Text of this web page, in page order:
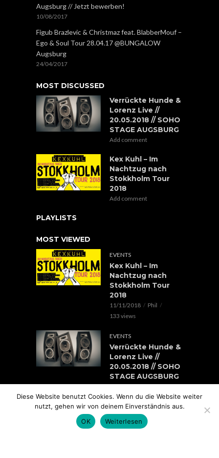
Augsburg // Jetzt bewerben!
10/08/2017
Figub Brazlevic & Christmaz feat. BlabberMouf –
Ego & Soul Tour 28.04.17 @BUNGALOW
Augsburg
24/04/2017
MOST DISCUSSED
Verrückte Hunde &
Lorenz Live //
20.05.2018 // SOHO
STAGE AUGSBURG
Add comment
Kex Kuhl – Im
Nachtzug nach
Stokkholm Tour
2018
Add comment
PLAYLISTS
MOST VIEWED
EVENTS
Kex Kuhl – Im
Nachtzug nach
Stokkholm Tour
2018
11/11/2018
Phil
133 views
EVENTS
Verrückte Hunde &
Lorenz Live //
20.05.2018 // SOHO
STAGE AUGSBURG
05/05/2018
Phil
100 views
Rap im Ring 2017
Diese Website benutzt Cookies. Wenn du die Website weiter
nutzt, gehen wir von deinem Einverständnis aus.
OK
Weiterlesen